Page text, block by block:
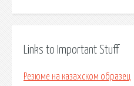
Links to Important Stuff
Резюме на казахском образец